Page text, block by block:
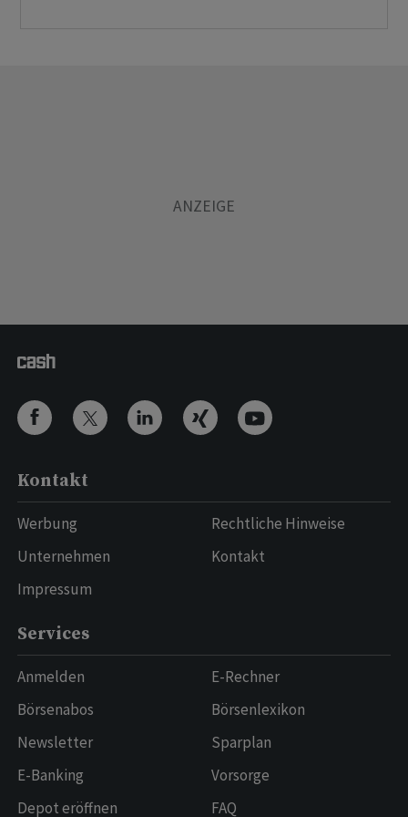
Kontakt
Werbung
Unternehmen
Impressum
Rechtliche Hinweise
Kontakt
Services
Anmelden
Börsenabos
Newsletter
E-Banking
Depot eröffnen
E-Rechner
Börsenlexikon
Sparplan
Vorsorge
FAQ